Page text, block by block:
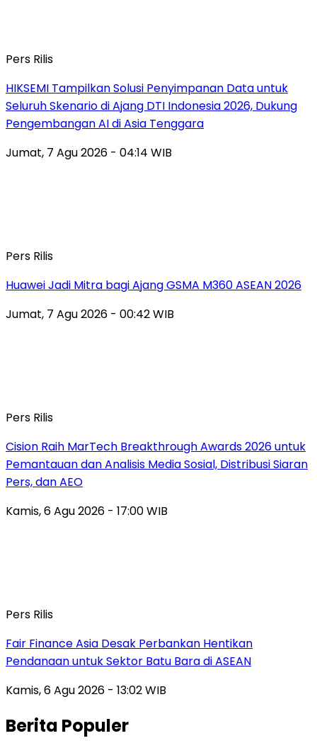
Pers Rilis
HIKSEMI Tampilkan Solusi Penyimpanan Data untuk
Seluruh Skenario di Ajang DTI Indonesia 2026, Dukung
Pengembangan AI di Asia Tenggara
Jumat, 7 Agu 2026 - 04:14 WIB
Pers Rilis
Huawei Jadi Mitra bagi Ajang GSMA M360 ASEAN 2026
Jumat, 7 Agu 2026 - 00:42 WIB
Pers Rilis
Cision Raih MarTech Breakthrough Awards 2026 untuk
Pemantauan dan Analisis Media Sosial, Distribusi Siaran
Pers, dan AEO
Kamis, 6 Agu 2026 - 17:00 WIB
Pers Rilis
Fair Finance Asia Desak Perbankan Hentikan
Pendanaan untuk Sektor Batu Bara di ASEAN
Kamis, 6 Agu 2026 - 13:02 WIB
Berita Populer